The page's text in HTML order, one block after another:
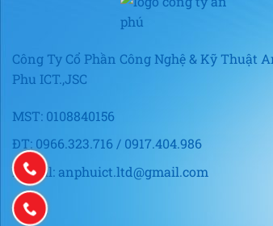
Công Ty Cổ Phần Công Nghệ & Kỹ Thuật
Phu ICT.,JSC
MST: 0108840156
ĐT: 0966.323.716 / 0917.404.986
E-mail: anphuict.ltd@gmail.com